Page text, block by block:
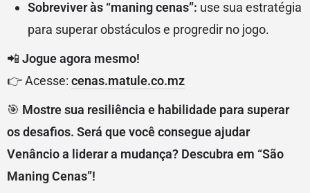
Sobreviver às “maning cenas”: use sua estratégia
para superar obstáculos e progredir no jogo.
📲 Jogue agora mesmo!
👉 Acesse: cenas.matule.co.mz
🎯 Mostre sua resiliência e habilidade para superar
os desafios. Será que você consegue ajudar
Venâncio a liderar a mudança? Descubra em “São
Maning Cenas”!